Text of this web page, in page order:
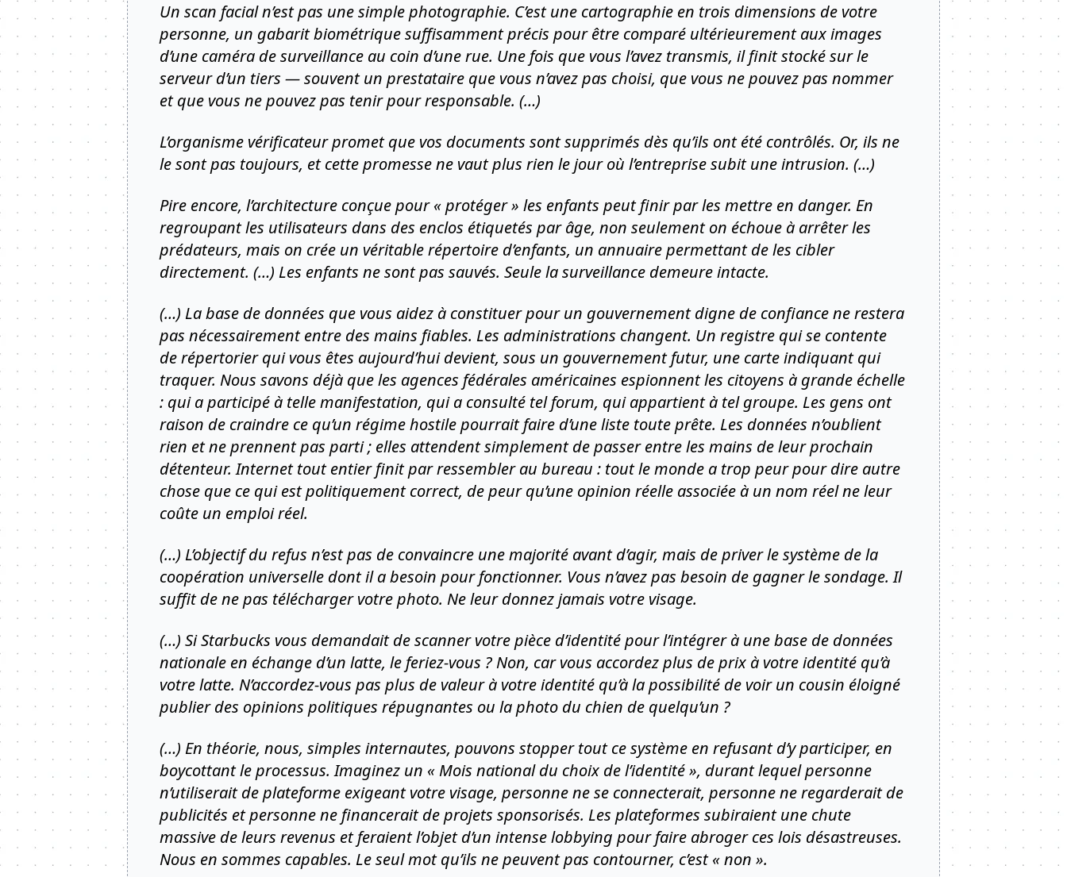
Un scan facial n’est pas une simple photographie. C’est une cartographie en trois dimensions de votre
personne, un gabarit biométrique suffisamment précis pour être comparé ultérieurement aux images
d’une caméra de surveillance au coin d’une rue. Une fois que vous l’avez transmis, il finit stocké sur le
serveur d’un tiers — souvent un prestataire que vous n’avez pas choisi, que vous ne pouvez pas nommer
et que vous ne pouvez pas tenir pour responsable. (…)
L’organisme vérificateur promet que vos documents sont supprimés dès qu’ils ont été contrôlés. Or, ils ne
le sont pas toujours, et cette promesse ne vaut plus rien le jour où l’entreprise subit une intrusion. (…)
Pire encore, l’architecture conçue pour « protéger » les enfants peut finir par les mettre en danger. En
regroupant les utilisateurs dans des enclos étiquetés par âge, non seulement on échoue à arrêter les
prédateurs, mais on crée un véritable répertoire d’enfants, un annuaire permettant de les cibler
directement. (…) Les enfants ne sont pas sauvés. Seule la surveillance demeure intacte.
(…) La base de données que vous aidez à constituer pour un gouvernement digne de confiance ne restera
pas nécessairement entre des mains fiables. Les administrations changent. Un registre qui se contente
de répertorier qui vous êtes aujourd’hui devient, sous un gouvernement futur, une carte indiquant qui
traquer. Nous savons déjà que les agences fédérales américaines espionnent les citoyens à grande échelle
: qui a participé à telle manifestation, qui a consulté tel forum, qui appartient à tel groupe. Les gens ont
raison de craindre ce qu’un régime hostile pourrait faire d’une liste toute prête. Les données n’oublient
rien et ne prennent pas parti ; elles attendent simplement de passer entre les mains de leur prochain
détenteur. Internet tout entier finit par ressembler au bureau : tout le monde a trop peur pour dire autre
chose que ce qui est politiquement correct, de peur qu’une opinion réelle associée à un nom réel ne leur
coûte un emploi réel.
(…) L’objectif du refus n’est pas de convaincre une majorité avant d’agir, mais de priver le système de la
coopération universelle dont il a besoin pour fonctionner. Vous n’avez pas besoin de gagner le sondage. Il
suffit de ne pas télécharger votre photo. Ne leur donnez jamais votre visage.
(…) Si Starbucks vous demandait de scanner votre pièce d’identité pour l’intégrer à une base de données
nationale en échange d’un latte, le feriez-vous ? Non, car vous accordez plus de prix à votre identité qu’à
votre latte. N’accordez-vous pas plus de valeur à votre identité qu’à la possibilité de voir un cousin éloigné
publier des opinions politiques répugnantes ou la photo du chien de quelqu’un ?
(…) En théorie, nous, simples internautes, pouvons stopper tout ce système en refusant d’y participer, en
boycottant le processus. Imaginez un « Mois national du choix de l’identité », durant lequel personne
n’utiliserait de plateforme exigeant votre visage, personne ne se connecterait, personne ne regarderait de
publicités et personne ne financerait de projets sponsorisés. Les plateformes subiraient une chute
massive de leurs revenus et feraient l’objet d’un intense lobbying pour faire abroger ces lois désastreuses.
Nous en sommes capables. Le seul mot qu’ils ne peuvent pas contourner, c’est « non ».